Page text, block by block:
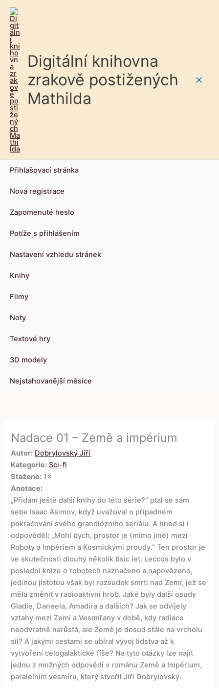
Digitální knihovna
zrakově postižených
Mathilda
Přihlašovací stránka
Nová registrace
Zapomenuté heslo
Potíže s přihlášením
Nastavení vzhledu stránek
Knihy
Filmy
Noty
Textové hry
3D modely
Nejstahovanější měsíce
Nadace 01 – Země a impérium
Autor: Dobrylovský Jiří
Kategorie: Sci-fi
Staženo: 1×
Anotace:
„Přidám ještě další knihy do této série?" ptal se sám
sebe Isaac Asimov, když uvažoval o případném
pokračování svého grandiózního seriálu. A hned si i
odpověděl: „Mohl bych, prostor je (mimo jiné) mezi
Roboty a Impériem a Kosmickými proudy." Ten prostor je
ve skutečnosti dlouhý několik tisíc let. Leccos bylo v
poslední knize o robotech naznačeno a napovězeno,
jedinou jistotou však byl rozsudek smrti nad Zemí, jež se
měla změnit v radioaktivní hrob. Jaké byly další osudy
Gladie, Daneela, Amadira a dalších? Jak se odvíjely
vztahy mezi Zemí a Vesmířany v době, kdy radiace
neodvratně narůstá, ale Země je dosud stále na vrcholu
sil? A jakými cestami se ubíral vývoj lidstva až k
vytvoření celogalaktické říše? Na tyto otázky lze najít
jednu z možných odpovědí v románu Země a Impérium,
paralelním vesmíru, který stvořil Jiří Dobrylovský.